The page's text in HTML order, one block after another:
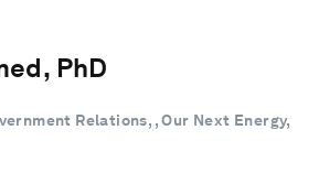
PhD
Relations, , Our Next Energy,